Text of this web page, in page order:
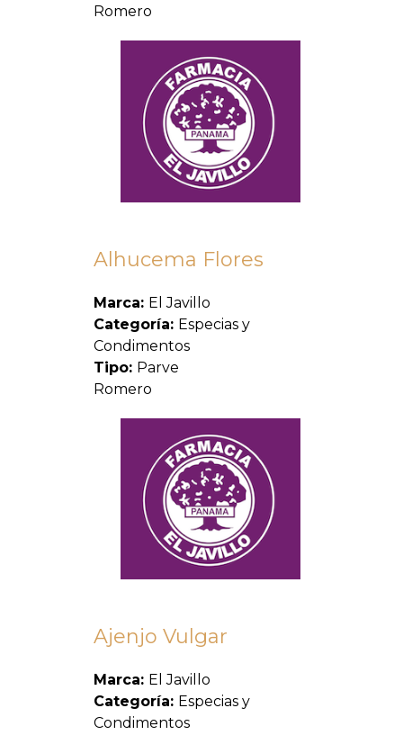
Romero
Alhucema Flores
Marca: El Javillo
Categoría: Especias y
Condimentos
Tipo: Parve
Romero
Ajenjo Vulgar
Marca: El Javillo
Categoría: Especias y
Condimentos